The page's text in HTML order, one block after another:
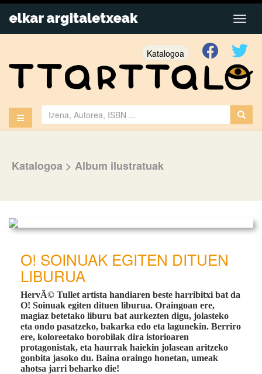
Katalogoa
Katalogoa > Album ilustratuak
O! SOINUAK EGITEN DITUEN
LIBURUA
HervÃ© Tullet artista handiaren beste harribitxi bat da
O! Soinuak egiten dituen liburua. Oraingoan ere,
magiaz betetako liburu bat aurkezten digu, jolasteko
eta ondo pasatzeko, bakarka edo eta lagunekin. Berriro
ere, koloreetako borobilak dira istorioaren
protagonistak, eta haurrak haiekin jolasean aritzeko
gonbita jasoko du. Baina oraingo honetan, umeak
ahotsa jarri beharko die!